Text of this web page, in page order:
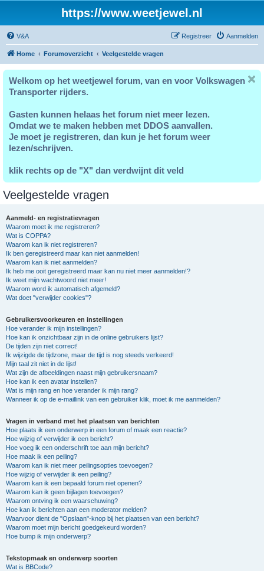
https://www.weetjewel.nl
V&A Aanmelden
Registreer
Home Forumoverzicht Veelgestelde vragen
Welkom op het weetjewel forum, van en voor Volkswagen
Transporter rijders.
Gasten kunnen helaas het forum niet meer lezen.
Omdat we te maken hebben met DDOS aanvallen.
Je moet je registreren, dan kun je het forum weer
lezen/schrijven.
klik rechts op de "X" dan verdwijnt dit veld
Veelgestelde vragen
Aanmeld- en registratievragen
Waarom moet ik me registreren?
Wat is COPPA?
Waarom kan ik niet registreren?
Ik ben geregistreerd maar kan niet aanmelden!
Waarom kan ik niet aanmelden?
Ik heb me ooit geregistreerd maar kan nu niet meer aanmelden!?
Ik weet mijn wachtwoord niet meer!
Waarom word ik automatisch afgemeld?
Wat doet "verwijder cookies"?
Gebruikersvoorkeuren en instellingen
Hoe verander ik mijn instellingen?
Hoe kan ik onzichtbaar zijn in de online gebruikers lijst?
De tijden zijn niet correct!
Ik wijzigde de tijdzone, maar de tijd is nog steeds verkeerd!
Mijn taal zit niet in de lijst!
Wat zijn de afbeeldingen naast mijn gebruikersnaam?
Hoe kan ik een avatar instellen?
Wat is mijn rang en hoe verander ik mijn rang?
Wanneer ik op de e-maillink van een gebruiker klik, moet ik me aanmelden?
Vragen in verband met het plaatsen van berichten
Hoe plaats ik een onderwerp in een forum of maak een reactie?
Hoe wijzig of verwijder ik een bericht?
Hoe voeg ik een onderschrift toe aan mijn bericht?
Hoe maak ik een peiling?
Waarom kan ik niet meer peilingsopties toevoegen?
Hoe wijzig of verwijder ik een peiling?
Waarom kan ik een bepaald forum niet openen?
Waarom kan ik geen bijlagen toevoegen?
Waarom ontving ik een waarschuwing?
Hoe kan ik berichten aan een moderator melden?
Waarvoor dient de "Opslaan"-knop bij het plaatsen van een bericht?
Waarom moet mijn bericht goedgekeurd worden?
Hoe bump ik mijn onderwerp?
Tekstopmaak en onderwerp soorten
Wat is BBCode?